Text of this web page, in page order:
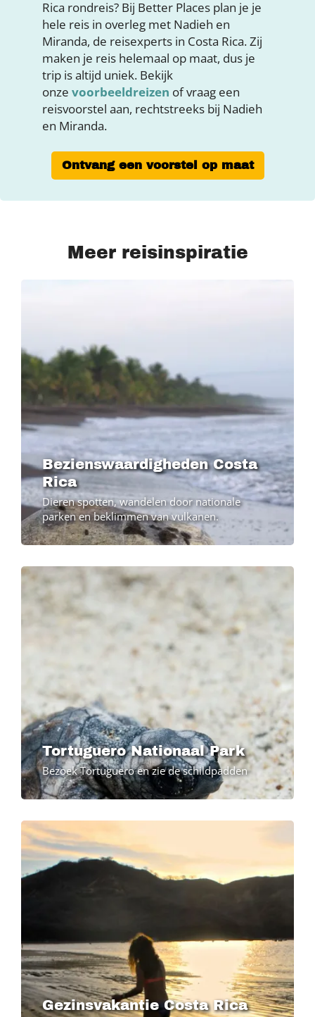
Rica rondreis? Bij Better Places plan je je
hele reis in overleg met Nadieh en
Miranda, de reisexperts in Costa Rica. Zij
maken je reis helemaal op maat, dus je
trip is altijd uniek. Bekijk
onze voorbeeldreizen of vraag een
reisvoorstel aan, rechtstreeks bij Nadieh
en Miranda.
Ontvang een voorstel op maat
Meer reisinspiratie
Bezienswaardigheden Costa
Rica
Dieren spotten, wandelen door nationale
parken en beklimmen van vulkanen.
Tortuguero Nationaal Park
Bezoek Tortuguero en zie de schildpadden
Gezinsvakantie Costa Rica